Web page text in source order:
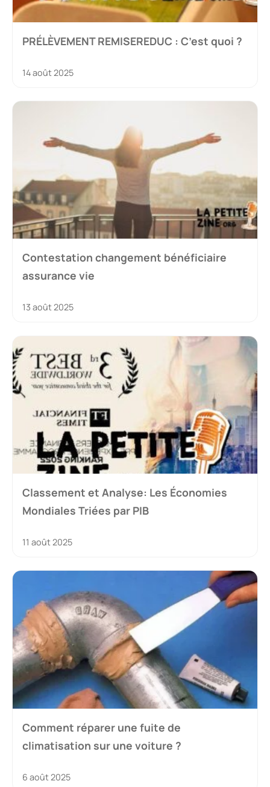
PRÉLÈVEMENT REMISEREDUC : C’est quoi ?
14 août 2025
Contestation changement bénéficiaire
assurance vie
13 août 2025
Classement et Analyse: Les Économies
Mondiales Triées par PIB
11 août 2025
Comment réparer une fuite de
climatisation sur une voiture ?
6 août 2025